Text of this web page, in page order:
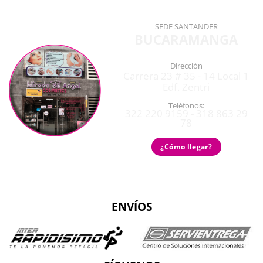
SEDE SANTANDER
Dirección
Teléfonos:
¿Cómo llegar?
ENVÍOS